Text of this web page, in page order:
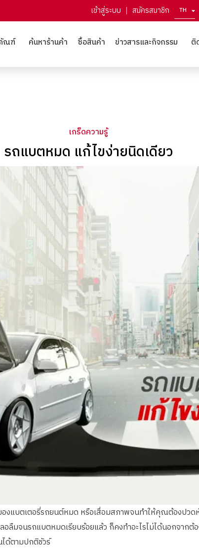
เข้าสู่ระบบ สมัครสมาชิก TH
EN
ณฑ์ ค้นหาร้านค้า ซื้อสินค้า ข่าวสารและกิจกรรม ติ
เกร็ดความรู้
รถแบตหมด แก้ไขง่ายนิดเดียว
บตเตอรี่รถยนต์หมด หรือเสื่อมสภาพจนทำให้คุณต้องปวดหั
อลืมจนรถแบตหมดเรียบร้อยแล้ว ก็คงทำอะไรไม่ได้นอกจาก
ได้ตามปกติชัวร์